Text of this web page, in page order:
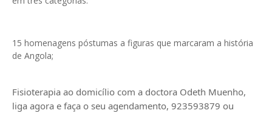
15 homenagens póstumas a figuras que marcaram a história
de Angola;
Fisioterapia ao domicílio com a doctora Odeth Muenho,
liga agora e faça o seu agendamento, 923593879 ou